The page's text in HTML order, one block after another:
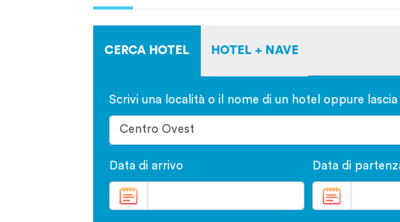
CERCA HOTEL HOTEL + NAVE
Scrivi una località o il nome di un hotel oppure
Data di arrivo Data di